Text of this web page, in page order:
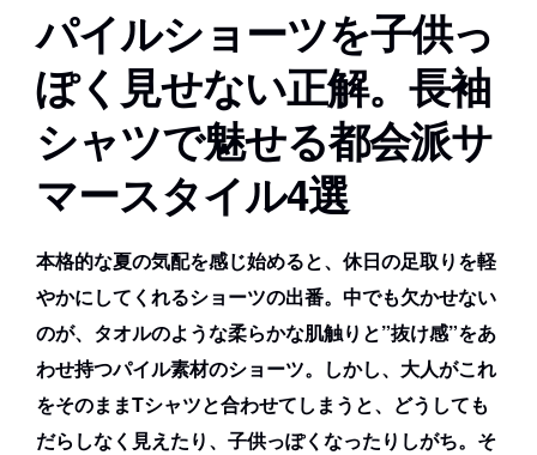
パイルショーツを子供っ
ぽく見せない正解。長袖
シャツで魅せる都会派サ
マースタイル4選
本格的な夏の気配を感じ始めると、休日の足取りを軽
やかにしてくれるショーツの出番。中でも欠かせない
のが、タオルのような柔らかな肌触りと”抜け感”をあ
わせ持つパイル素材のショーツ。しかし、大人がこれ
をそのままTシャツと合わせてしまうと、どうしても
だらしなく見えたり、子供っぽくなったりしがち。そ